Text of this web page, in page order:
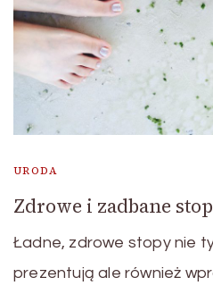
URODA
Zdrowe i zadbane
Ładne, zdrowe stopy nie
prezentują ale również